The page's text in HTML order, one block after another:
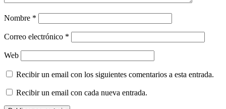
Nombre *
Correo electrónico *
Web
Recibir un email con los siguientes comentarios a esta entrada.
Recibir un email con cada nueva entrada.